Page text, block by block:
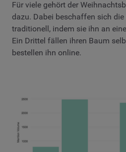
Für viele gehört der
dazu. Dabei beschaffen sich
traditionell, indem sie ihn an
Ein Drittel fällen ihren Baum
bestellen ihn online.